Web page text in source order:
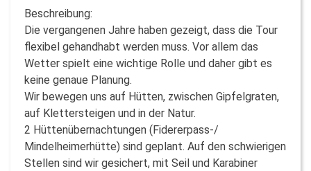
Beschreibung:
Die vergangenen Jahre haben gezeigt, dass die Tour
flexibel gehandhabt werden muss. Vor allem das
Wetter spielt eine wichtige Rolle und daher gibt es
keine genaue Planung.
Wir bewegen uns auf Hütten, zwischen Gipfelgraten,
auf Klettersteigen und in der Natur.
2 Hüttenübernachtungen (Fidererpass-/
Mindelheimerhütte) sind geplant. Auf den schwierigen
Stellen sind wir gesichert, mit Seil und Karabiner